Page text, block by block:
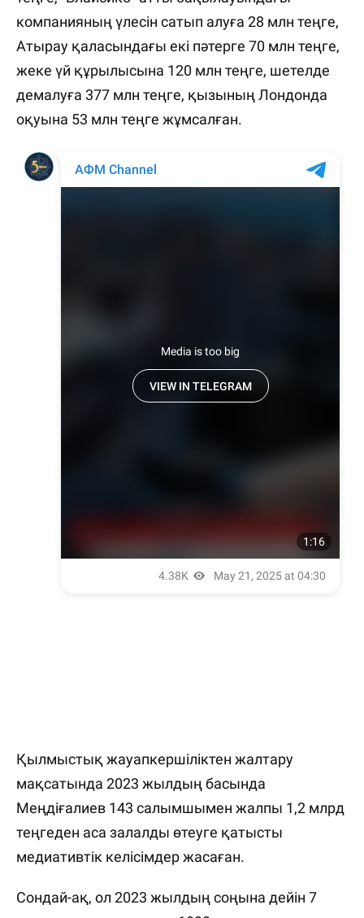
компанияның үлесін сатып алуға 28 млн теңге,
Атырау қаласындағы екі пәтерге 70 млн теңге,
жеке үй құрылысына 120 млн теңге, шетелде
демалуға 377 млн теңге, қызының Лондонда
оқуына 53 млн теңге жұмсалған.
Қылмыстық жауапкершіліктен жалтару
мақсатында 2023 жылдың басында
Меңдіғалиев 143 салымшымен жалпы 1,2 млрд
теңгеден аса залалды өтеуге қатысты
медиативтік келісімдер жасаған.
Сондай-ақ, ол 2023 жылдың соңына дейін 7